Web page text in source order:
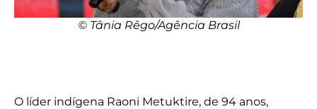
© Tânia Rêgo/Agência Brasil
O líder indígena Raoni Metuktire, de 94 anos,